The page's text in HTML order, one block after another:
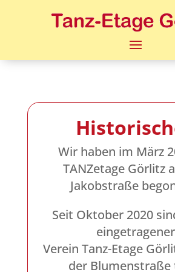
Wir haben im März
TANZetage Görlitz
Jakobstraße
Seit Oktober 2020
eingetragener
Verein Tanz-Etage
der Blumenstraße